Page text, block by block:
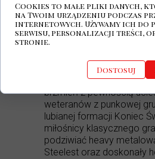
ponownie zagwarantuje
potężną dawkę
Główną gwiazdą
wydarzenia będzie
charyzmatyczną Anją
Fanów mocniejszych,
brzmień z pewnością
weteranów z punkowej
lubianej formacji Koniec
miłośnicy klasycznego
podziwiać heavy
Steelest oraz doskonały
Cookies to małe pliki danych,
na Twoim urządzeniu podczas
internetowych. Używamy ich do
serwisu, personalizacji treści,
stronie.
Dostosuj